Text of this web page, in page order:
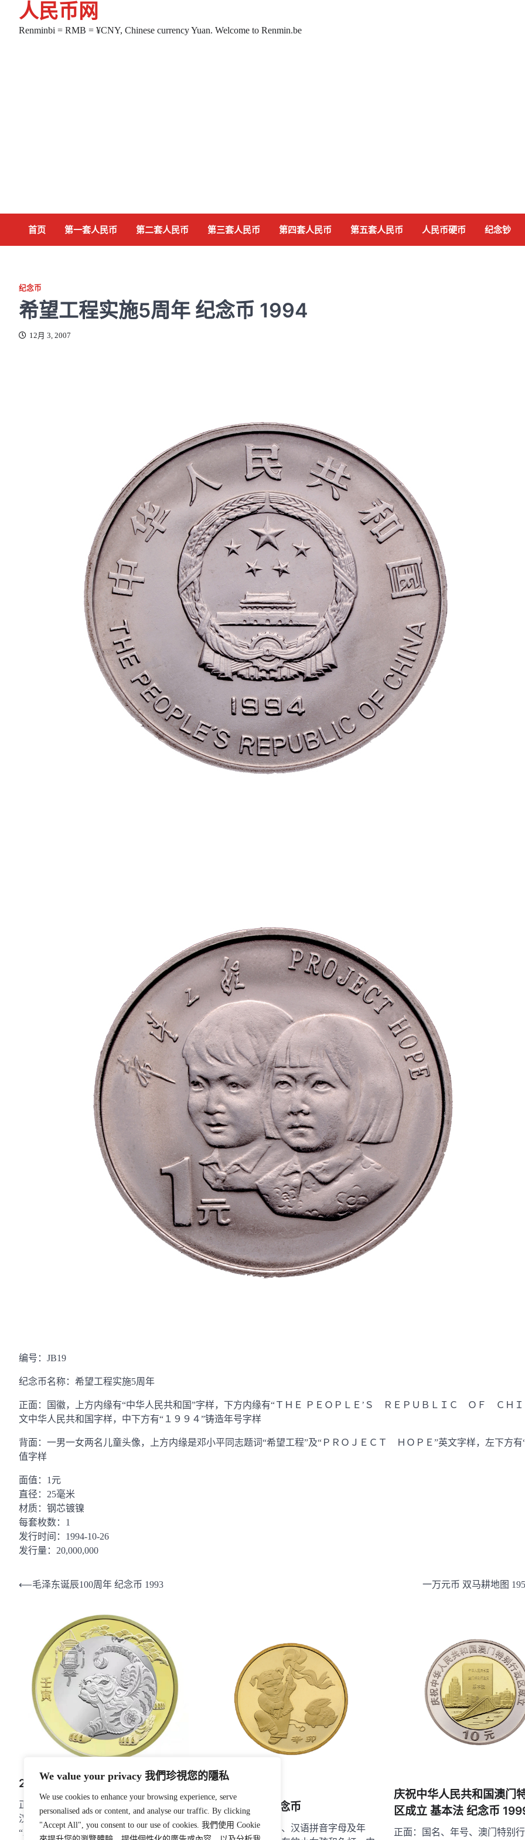
We value your privacy 我們珍視您的隱私
We use cookies to enhance your browsing experience, serve
personalised ads or content, and analyse our traffic. By clicking
"Accept All", you consent to our use of cookies. 我們使用 Cookie
content
人民币网
Renminbi = RMB = ¥CNY, Chinese currency Yuan. Welcome to Renmin.be
首页 第一套人民币 第二套人民币 第三套人民币 第四套人民币 第五套人民币 人民币硬币 纪念钞
纪念币
希望工程实施5周年 纪念币 1994
12月 3, 2007
编号：JB19
纪念币名称：希望工程实施5周年
正面：国徽，上方内缘有“中华人民共和国”字样，下方内缘有“ＴＨＥ ＰＥＯＰＬＥ’Ｓ ＲＥＰＵＢＬＩＣ ＯＦ ＣＨＩ
文中华人民共和国字样，中下方有“１９９４”铸造年号字样
背面：一男一女两名儿童头像，上方内缘是邓小平同志题词“希望工程”及“ＰＲＯＪＥＣＴ ＨＯＰＥ”英文字样，左下方有
值字样
面值：1元
直径：25毫米
材质：钢芯镀镍
每套枚数：1
发行时间：1994-10-26
发行量：20,000,000
文
⟵毛泽东诞辰100周年 纪念币 1993 一万元币 双马耕地图
2022年贺岁 虎年 纪念币
正面：刊“中国人民银行”、“10元”字样、
汉语拼音字母“SHIYUAN”及年号
“2022”，底纹衬以团花图案。背面：主景
2011年贺岁 纪念币
正面：行名、面额、汉语拼音字母及年
庆祝中华人民共和国澳门
区成立 基本法 纪念币
正面：国名、年号、澳门特别